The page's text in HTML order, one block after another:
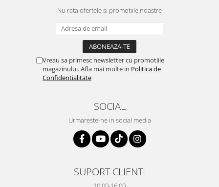
Nu rata ofertele si promotiile noastre
Vreau sa primesc newsletter cu promotiile
magazinului. Afla mai multe in Politica de
Confidentialitate
SOCIAL
Urmareste-ne in social media
SUPORT CLIENTI